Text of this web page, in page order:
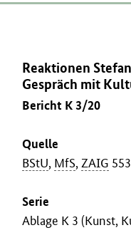
Reaktionen
Gespräch mit
Bericht K 3/20
Quelle
BStU, MfS,ZAIG
Serie
Ablage K 3 (Kunst,